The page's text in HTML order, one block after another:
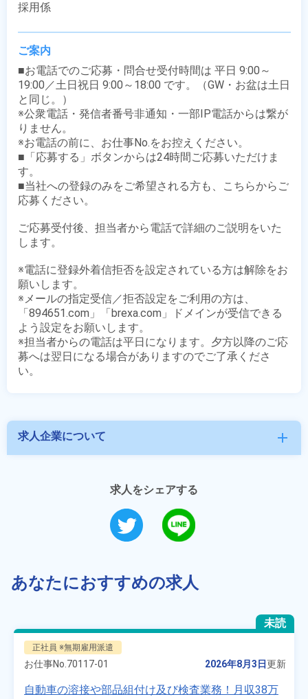
採用係
ご案内
■お電話でのご応募・問合せ受付時間は 平日 9:00～
19:00／土日祝日 9:00～18:00 です。（GW・お盆は土日
と同じ。）
※公衆電話・発信者番号非通知・一部IP電話からは繋が
りません。
※お電話の前に、お仕事No.をお控えください。
■「応募する」ボタンからは24時間ご応募いただけま
す。
■当社への登録のみをご希望される方も、こちらからご
応募ください。
ご応募受付後、担当者から電話で詳細のご説明をいた
します。
※電話に登録外着信拒否を設定されている方は解除をお
願いします。
※メールの指定受信／拒否設定をご利用の方は、
「894651.com」「brexa.com」ドメインが受信できる
よう設定をお願いします。
※担当者からの電話は平日になります。夕方以降のご応
募へは翌日になる場合がありますのでご了承くださ
求人企業について add
求人をシェアする
あなたにおすすめの求人
未読
正社員 ※無期雇用派遣
お仕事No. 70117-01 2026年8月3日更新
自動車の溶接や部品組付け及び検査業務！月収38万